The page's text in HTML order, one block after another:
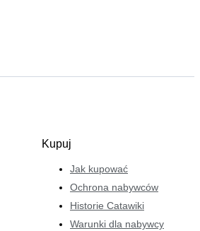
Kupuj
Jak kupować
Ochrona nabywców
Historie Catawiki
Warunki dla nabywcy